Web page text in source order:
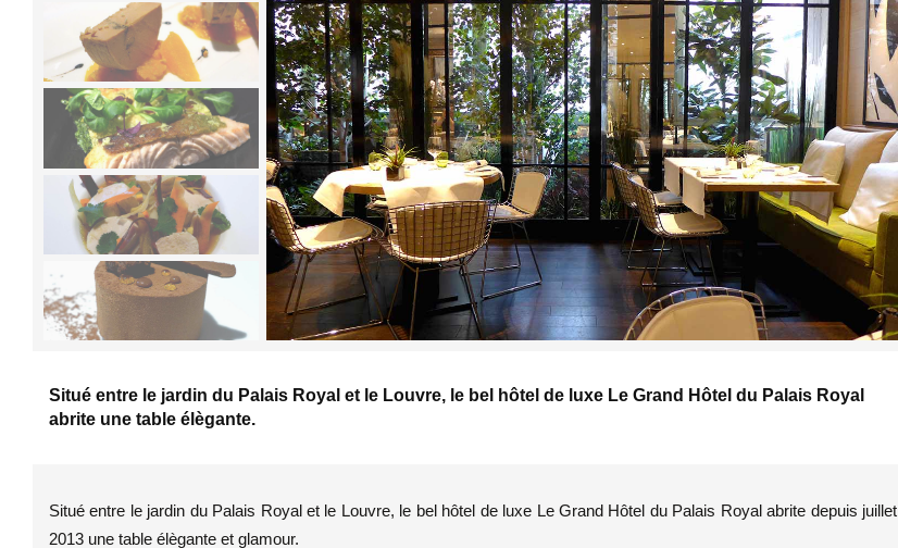
Situé entre le jardin du Palais Royal et le Louvre, le bel hôtel de luxe Le Grand Hôtel du Palais Royal
abrite une table élègante.
Situé entre le jardin du Palais Royal et le Louvre, le bel hôtel de luxe Le Grand Hôtel du Palais Royal abrite depuis juillet
2013 une table élègante et glamour.